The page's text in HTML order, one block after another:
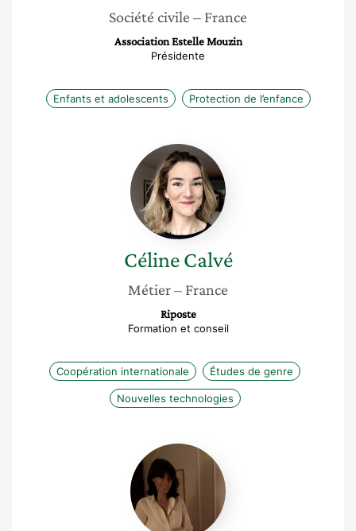
Société civile – France
Association Estelle Mouzin
Présidente
Enfants et adolescents Protection de l’enfance
Céline
Calvé
Céline Calvé
Métier– France
Riposte
Formation et conseil
Coopération internationale Études de genre
Nouvelles technologies
Annie
Ferrand